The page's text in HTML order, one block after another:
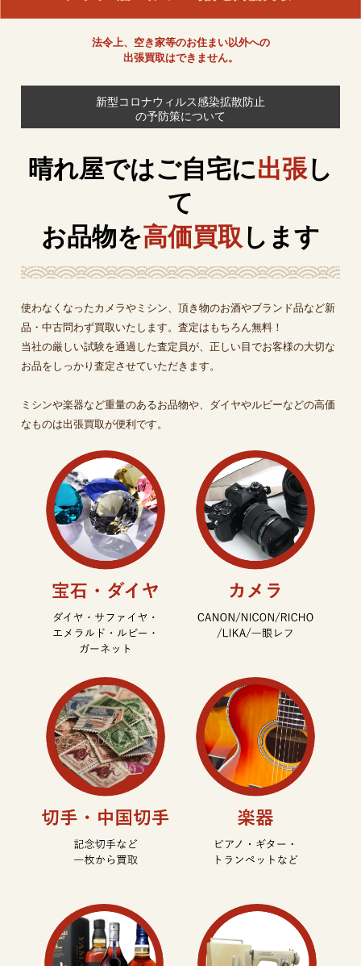
法令上、空き家等のお住まい以外への
出張買取はできません。
新型コロナウィルス感染拡散防止
の予防策について
晴れ屋ではご自宅に出張し
て
お品物を高価買取 します
使わなくなったカメラやミシン、頂き物のお酒やブランド品など新
品・中古問わず買取いたします。査定はもちろん無料！
当社の厳しい試験を通過した査定員が、正しい目でお客様の大切な
お品をしっかり査定させていただきます。
ミシンや楽器など重量のあるお品物や、ダイヤやルビーなどの高価
なものは出張買取が便利です。